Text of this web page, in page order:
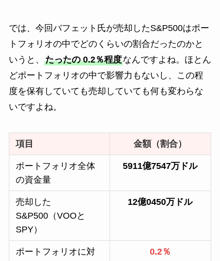
では、今回バフェット氏が売却したS&P500はポー
トフォリオの中でどのくらいの割合だったのかと
いうと、 たったの 0.2％程度なんですよね。ほとん
どポートフォリオの中で影響力もないし、この程
度を保有していても売却していても何も変わらな
いですよね。
項目 金額（割合）
ポートフォリオ全体
の資金量
5911億7547万ドル
売却した
S&P500（VOOと
SPY）
12億0450万ドル
ポートフォリオに対
0.2％